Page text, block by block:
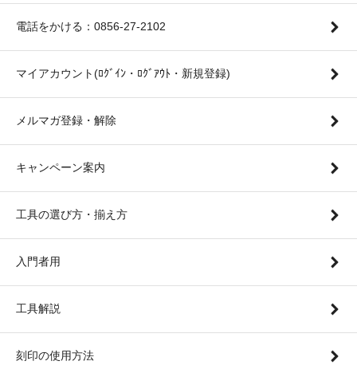
電話をかける：0856-27-2102
マイアカウント(ﾛｸﾞｲﾝ・ﾛｸﾞｱｳﾄ・新規登録)
メルマガ登録・解除
キャンペーン案内
工具の選び方・揃え方
入門者用
工具解説
刻印の使用方法